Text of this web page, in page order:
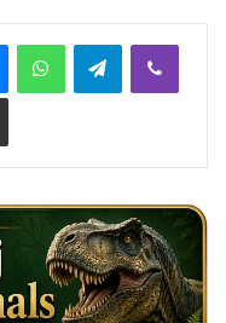
MessengerWhatsAppTelegramViber
Share via Email